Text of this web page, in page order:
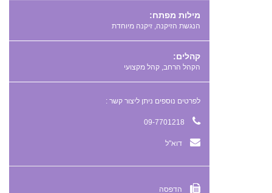
מילות מפתח:
,
קהלים:
הקהל הרחב, קהל מקצועי
לפרטים נוספים ניתן ליצור קשר :
דוא"ל
הדפסה